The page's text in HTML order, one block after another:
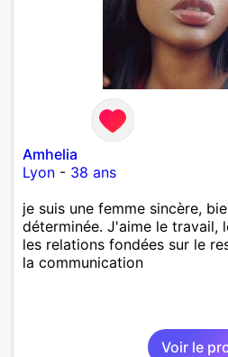
Amhelia
Lyon - 38 ans
je suis une femme sincère,
déterminée. J'aime le travail,
les relations fondées sur le
la communication
Voir le